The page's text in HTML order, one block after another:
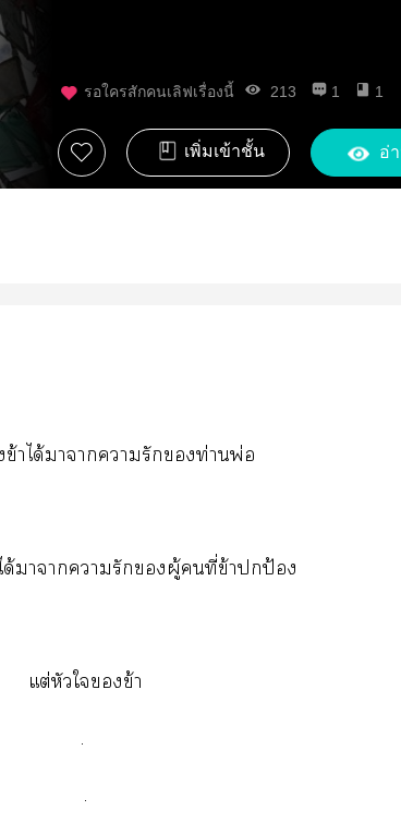
รอใครสักคนเลิฟเรื่องนี้ 213 1 1
เพิ่มเข้าชั้น อ่
ข้าได้าาารักท่านพ่อ
าาารักผู้คนที่ข้าปกป้อง
แต่หัวใข้า
.
.